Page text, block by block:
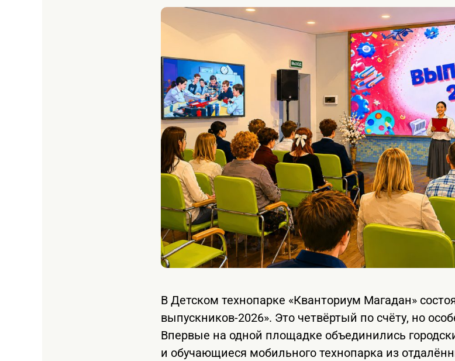
В Детском технопарке «Кванториум Магадан»
выпускников-2026». Это четвёртый по счёту, но
Впервые на одной площадке объединились
и обучающиеся мобильного технопарка из